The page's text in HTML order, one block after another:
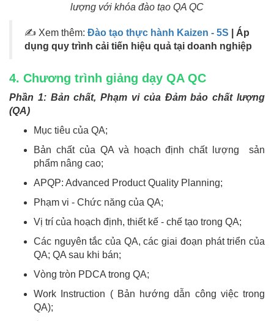
lượng với khóa đào tạo QA QC
✍ Xem thêm: Đào tạo thực hành Kaizen - 5S | Áp
dụng quy trình cải tiến hiệu quả tại doanh nghiệp
4. Chương trình giảng dạy QA QC
Phần 1: Bản chất, Phạm vi của Đảm bảo chất lượng
(QA)
Mục tiêu của QA;
Bản chất của QA và hoạch định chất lượng sản
phẩm nâng cao;
APQP: Advanced Product Quality Planning;
Phạm vi - Chức năng của QA;
Vị trí của hoạch định, thiết kế - chế tạo trong QA;
Các nguyên tắc của QA, các giai đoạn phát triển của
QA; QA sau khi bán;
Vòng tròn PDCA trong QA;
Work Instruction ( Bản hướng dẫn công việc trong
QA);